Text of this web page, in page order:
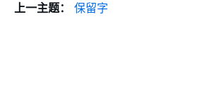
上一主题：
保留字